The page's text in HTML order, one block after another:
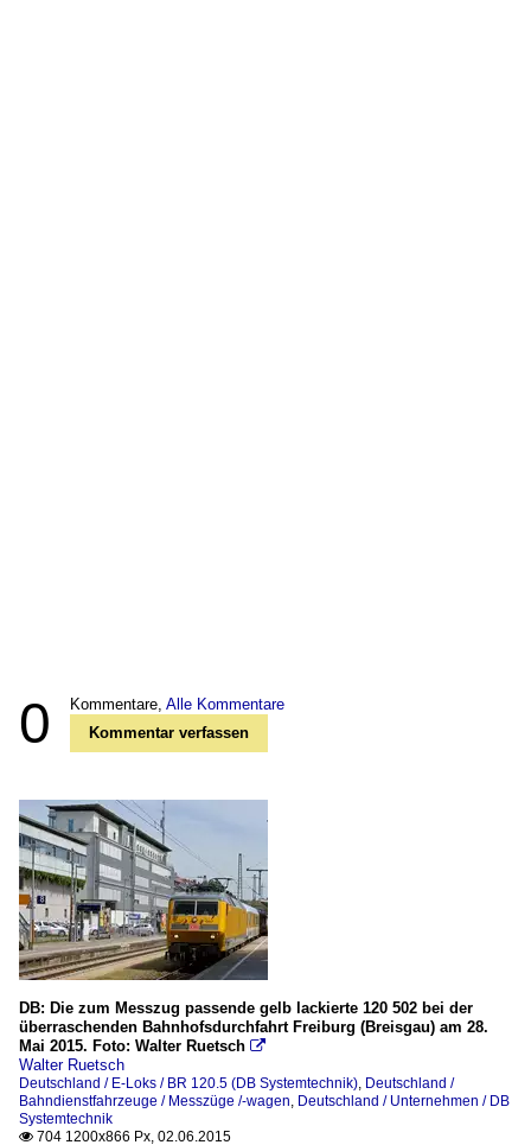
0 Kommentare, Alle Kommentare
Kommentar verfassen
DB: Die zum Messzug passende gelb lackierte 120 502 bei der
überraschenden Bahnhofsdurchfahrt Freiburg (Breisgau) am 28.
Mai 2015. Foto: Walter Ruetsch 
Walter Ruetsch
Deutschland / E-Loks / BR 120.5 (DB Systemtechnik) Deutschland /
Bahndienstfahrzeuge / Messzüge /-wagen Deutschland / Unternehmen / DB
Systemtechnik
 704 1200x866 Px, 02.06.2015